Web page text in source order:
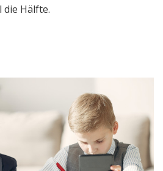
Hälfte.